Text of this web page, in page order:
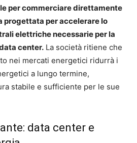
per commerciare direttamente
progettata per accelerare lo
elettriche necessarie per la
center. La società ritiene che
nei mercati energetici ridurrà i
a lungo termine,
stabile e sufficiente per le sue
data center e